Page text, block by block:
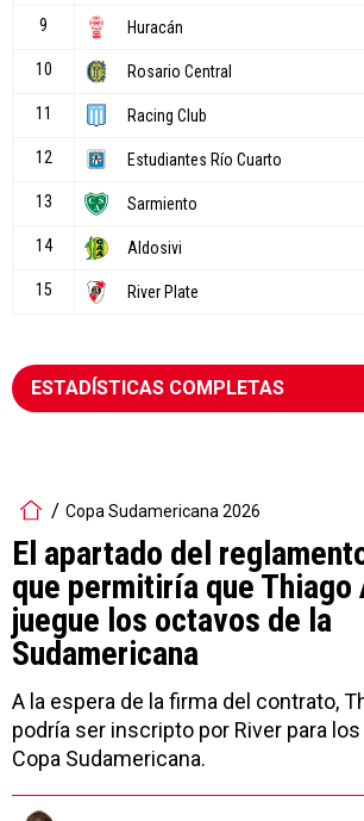
ESTADÍSTICAS COMPLETAS
Copa Sudamericana 2026
El apartado del
que permitiría que Thiago
juegue los octavos de la
Sudamericana
A la espera de la firma del contrato,
podría ser inscripto por River para
Copa Sudamericana.